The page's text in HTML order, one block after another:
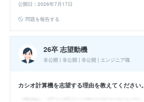
公開日：2026年7月17日
問題を報告する
26卒 志望動機
非公開 | 非公開 | 非公開 | エンジニア職
カシオ計算機を志望する理由を教えてください。